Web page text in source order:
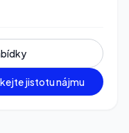
jistotu nájmu